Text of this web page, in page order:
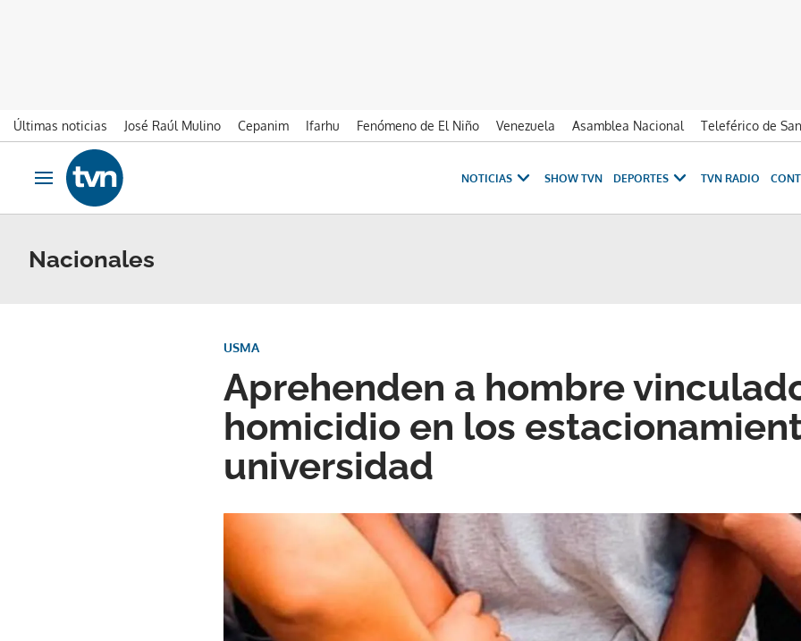
Últimas noticias José Raúl Mulino Cepanim Ifarhu Fenómeno de El Niño Venezuela Asamblea Nacional Teleférico de
Ir al contenido
Obrir navegació
NOTICIAS SHOW TVN DEPORTES TVN RADIO
Nacionales
Aprehenden a hombre
homicidio en los
universidad
USMA